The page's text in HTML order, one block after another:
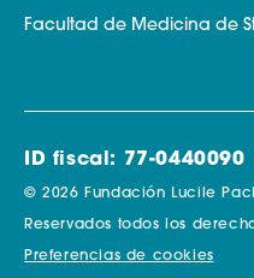
Facultad de Medicina de
ID fiscal: 77-0440090
© 2026 Fundación Lucile
Reservados todos los
Preferencias de cookies